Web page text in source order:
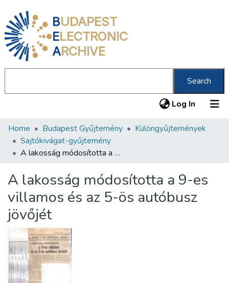
BUDAPEST
ELECTRONIC
ARCHIVE
Search
Log In (current)
Communities & Collections
All of DSpace
About us
Home Budapest Gyűjtemény
Különgyűjtemények
Sajtókivágat-gyűjtemény
A lakosság módosította a 9-es villamos és az 5-ös autóbusz jövőjét
A lakosság módosította a 9-es
villamos és az 5-ös autóbusz
jövőjét